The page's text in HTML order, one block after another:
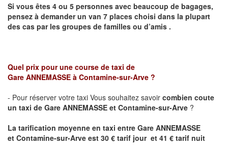
Si vous êtes 4 ou 5 personnes avec beaucoup de bagages,
pensez à demander un van 7 places choisi dans la plupart
des cas par les groupes de familles ou d’amis .
Quel prix pour une course de taxi de
Gare ANNEMASSE à Contamine-sur-Arve ?
- Pour réserver votre taxi Vous souhaitez savoir combien coute
un taxi de Gare ANNEMASSE et Contamine-sur-Arve ?
La tarification moyenne en taxi entre Gare ANNEMASSE
et Contamine-sur-Arve est 30 € tarif jour et 41 € tarif nuit